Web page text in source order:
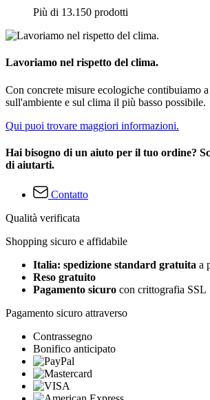
Più di 13.150 prodotti
Lavoriamo nel rispetto del clima.
Con concrete misure ecologiche contibuiamo
sull'ambiente e sul clima il più basso possibile.
Qui puoi trovare maggiori informazioni.
Hai bisogno di un aiuto per il tuo ordine?
di aiutarti.
Contatto
Qualità verificata
Shopping sicuro e affidabile
Italia: spedizione standard gratuita a
Reso gratuito
Pagamento sicuro con crittografia SSL
Pagamento sicuro attraverso
Contrassegno
Bonifico anticipato